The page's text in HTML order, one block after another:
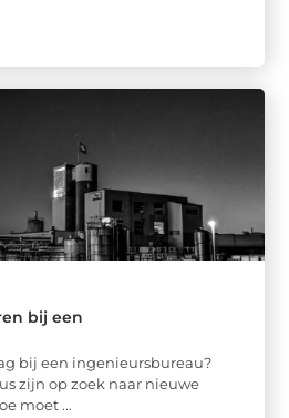
bij een
bij een ingenieursbureau?
zijn op zoek naar nieuwe
moet ...